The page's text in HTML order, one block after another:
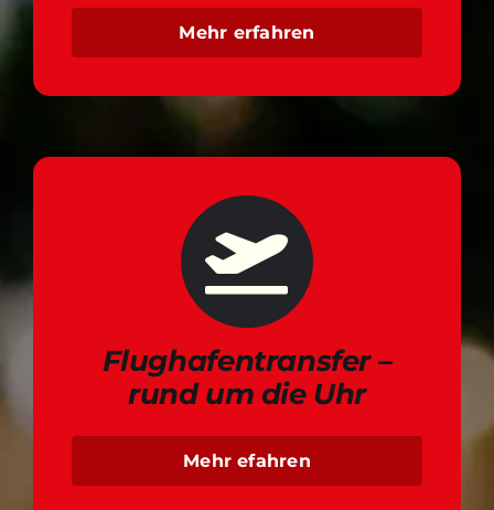
Mehr erfahren
Flughafentransfer –
rund um die Uhr
Mehr efahren